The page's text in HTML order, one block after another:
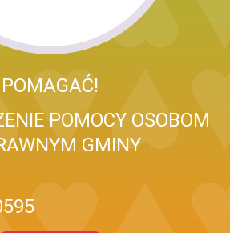
POMOCY OSOBOM
GMINY